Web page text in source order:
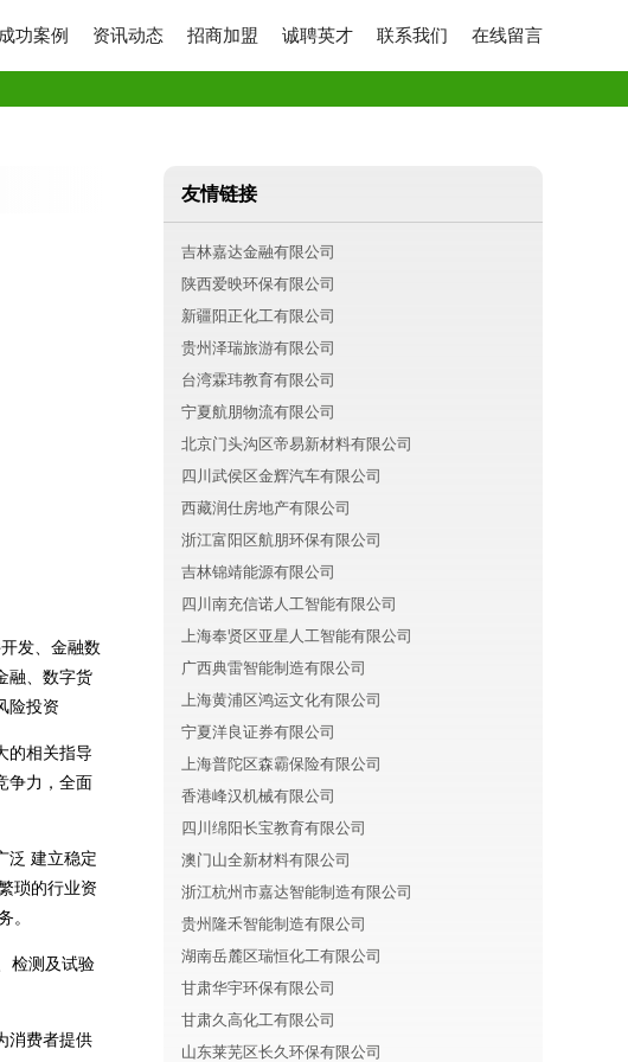
成功案例 资讯动态 招商加盟 诚聘英才 联系我们 在线留言
发、金融数
融、数字货
险投资
的相关指导
争力，全面
泛 建立稳定
琐的行业资
。
检测及试验
消费者提供
友情链接
吉林嘉达金融有限公司
陕西爱映环保有限公司
新疆阳正化工有限公司
贵州泽瑞旅游有限公司
台湾霖玮教育有限公司
宁夏航朋物流有限公司
北京门头沟区帝易新材料有限公司
四川武侯区金辉汽车有限公司
西藏润仕房地产有限公司
浙江富阳区航朋环保有限公司
吉林锦靖能源有限公司
四川南充信诺人工智能有限公司
上海奉贤区亚星人工智能有限公司
广西典雷智能制造有限公司
上海黄浦区鸿运文化有限公司
宁夏洋良证券有限公司
上海普陀区森霸保险有限公司
香港峰汉机械有限公司
四川绵阳长宝教育有限公司
澳门山全新材料有限公司
浙江杭州市嘉达智能制造有限公司
贵州隆禾智能制造有限公司
湖南岳麓区瑞恒化工有限公司
甘肃华宇环保有限公司
甘肃久高化工有限公司
山东莱芜区长久环保有限公司